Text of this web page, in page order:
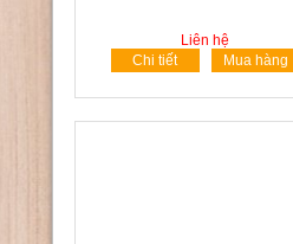
Liên hệ
Chi tiết
Mua hàng